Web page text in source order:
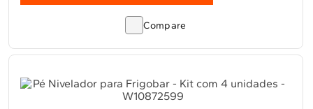
Compare